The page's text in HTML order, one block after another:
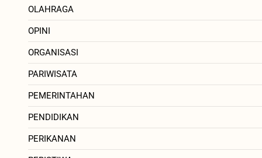
OLAHRAGA
OPINI
ORGANISASI
PARIWISATA
PEMERINTAHAN
PENDIDIKAN
PERIKANAN